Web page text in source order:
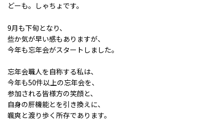
どーも。しゃちょです。
9月も下旬となり、
些か気が早い感もありますが、
今年も忘年会がスタートしました。
忘年会職人を自称する私は、
今年も50件以上の忘年会を、
参加される皆様方の笑顔と、
自身の肝機能とを引き換えに、
颯爽と渡り歩く所存であります。